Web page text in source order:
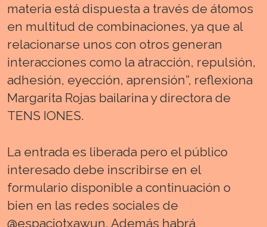
materia está dispuesta a través de átomos
en multitud de combinaciones, ya que al
relacionarse unos con otros generan
interacciones como la atracción, repulsión,
adhesión, eyección, aprensión”, reflexiona
Margarita Rojas bailarina y directora de
TENS IONES.
La entrada es liberada pero el público
interesado debe inscribirse en el
formulario disponible a continuación o
bien en las redes sociales de
@espaciotxawun. Además habrá